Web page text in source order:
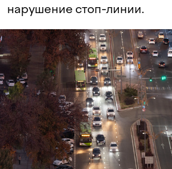
нарушение стоп-линии.